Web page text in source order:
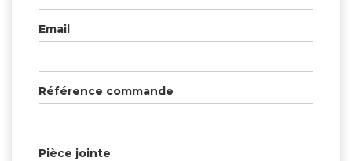
Email
Référence commande
Pièce jointe